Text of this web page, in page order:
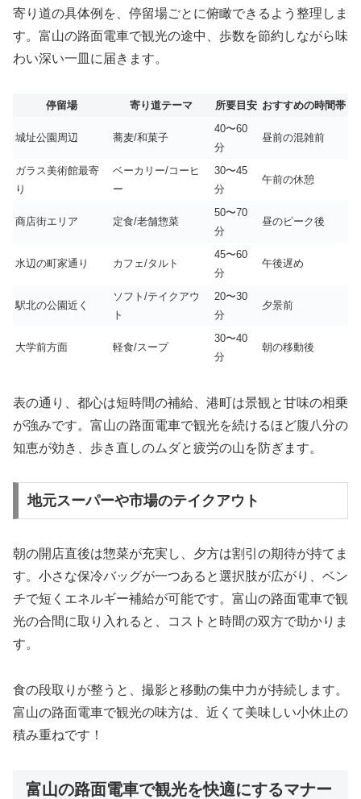
寄り道の具体例を、停留場ごとに俯瞰できるよう整理しま
す。富山の路面電車で観光の途中、歩数を節約しながら味
わい深い一皿に届きます。
停留場 寄り道テーマ 所要目安 おすすめの時間帯
城址公園周辺 蕎麦/和菓子
40〜60
分
昼前の混雑前
ガラス美術館最寄
り
ベーカリー/コーヒ
ー
30〜45
分
午前の休憩
商店街エリア 定食/老舗惣菜
50〜70
分
昼のピーク後
水辺の町家通り カフェ/タルト
45〜60
分
午後遅め
駅北の公園近く
ソフト/テイクアウ
ト
20〜30
分
夕景前
大学前方面 軽食/スープ
30〜40
分
朝の移動後
表の通り、都心は短時間の補給、港町は景観と甘味の相乗
が強みです。富山の路面電車で観光を続けるほど腹八分の
知恵が効き、歩き直しのムダと疲労の山を防ぎます。
地元スーパーや市場のテイクアウト
朝の開店直後は惣菜が充実し、夕方は割引の期待が持てま
す。小さな保冷バッグが一つあると選択肢が広がり、ベン
チで短くエネルギー補給が可能です。富山の路面電車で観
光の合間に取り入れると、コストと時間の双方で助かりま
す。
食の段取りが整うと、撮影と移動の集中力が持続します。
富山の路面電車で観光の味方は、近くて美味しい小休止の
積み重ねです！
富山の路面電車で観光を快適にするマナー